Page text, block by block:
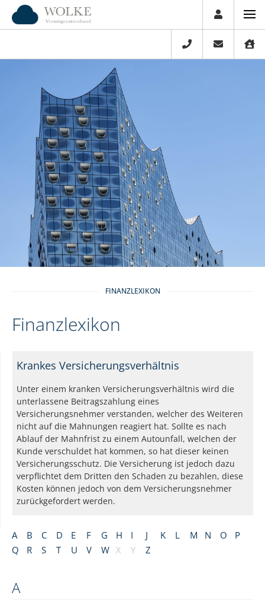
FINANZLEXIKON
Finanzlexikon
A B C D E F G H I J K L M N O
P
Q
R S T U V W X Y Z
A
Krankes Versicherungsverhältnis
Unter einem kranken Versicherungsverhältnis wird die
unterlassene Beitragszahlung eines
Versicherungsnehmer verstanden, welcher des Weiteren
nicht auf die Mahnungen reagiert hat. Sollte es nach
Ablauf der Mahnfrist zu einem Autounfall, welchen der
Kunde verschuldet hat kommen, so hat dieser keinen
Versicherungsschutz. Die Versicherung ist jedoch dazu
verpflichtet dem Dritten den Schaden zu bezahlen, diese
Kosten können jedoch von dem Versicherungsnehmer
zurückgefordert werden.